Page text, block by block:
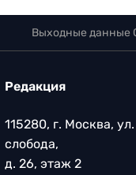
Выходные данные
Редакция
115280, г. Москва,
слобода,
д. 26, этаж 2